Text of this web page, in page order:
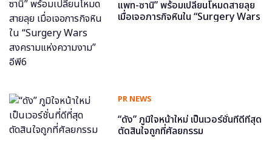
แพท-ซานิ” พร้อมเปลี่ยนโหมดสายลุย
เมื่อเจอภารกิจหินใน “Surgery Wars
PR NEWS
“ดัง” ภูมิใจหน้าใหม่ เป็นเวอร์ชั่นที่ดีที่สุด
ตัดสินใจถูกที่ศัลยกรรม